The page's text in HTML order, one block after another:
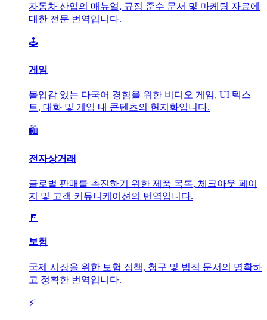
자동차 산업의 매뉴얼, 규정 준수 문서 및 마케팅 자료에
대한 전문 번역입니다.
🕹️
게임
몰입감 있는 다국어 경험을 위한 비디오 게임, UI 텍스
트, 대화 및 게임 내 콘텐츠의 현지화입니다.
🛍️
전자상거래
글로벌 판매를 촉진하기 위한 제품 목록, 체크아웃 페이
지 및 고객 커뮤니케이션의 번역입니다.
🧾
보험
국제 시장을 위한 보험 정책, 청구 및 법적 문서의 명확하
고 정확한 번역입니다.
⚡